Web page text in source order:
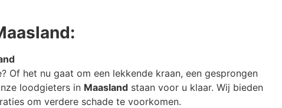
Of het nu gaat om een lekkende kraan, een gesprongen
loodgieters in Maasland staan voor u klaar. Wij bieden
om verdere schade te voorkomen.